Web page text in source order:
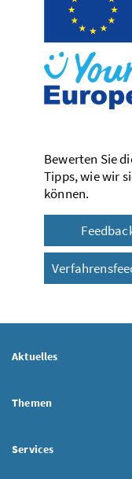
Bewerten Sie
Tipps, wie wir
können.
Aktuelles
Themen
Services